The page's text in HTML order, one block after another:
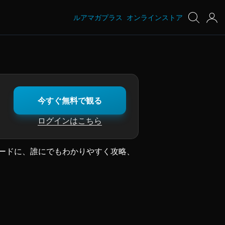
ルアマガプラス オンラインストア
今すぐ無料で観る
ログインはこちら
に、誰にでもわかりやすく攻略、
フィールドでもある琵琶湖。